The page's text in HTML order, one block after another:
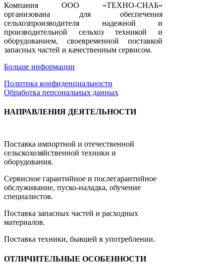
Компания ООО «ТЕХНО-СНАБ»
организована для обеспечения
сельхозпроизводителя надежной и
производительной сельхоз техникой и
оборудованием, своевременной поставкой
запасных частей и качественным сервисом.
Больше информации
Политика конфиденциальности
Обработка персональных данных
НАПРАВЛЕНИЯ ДЕЯТЕЛЬНОСТИ
Поставка импортной и отечественной
сельскохозяйственной техники и
оборудования.
Сервисное гарантийное и послегарантийное
обслуживание, пуско-наладка, обучение
специалистов.
Поставка запасных частей и расходных
материалов.
Поставка техники, бывшей в употреблении.
ОТЛИЧИТЕЛЬНЫЕ ОСОБЕННОСТИ